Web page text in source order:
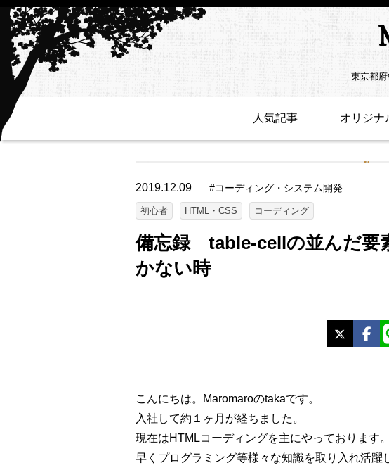
東京都
人気記事 オリジナ
2019.12.09 #コーディング・システム開発
初心者 HTML・CSS コーディング
備忘録 table-cellの並んだ要
かない時
こんにちは。Maromaroのtakaです。
入社して約１ヶ月が経ちました。
現在はHTMLコーディングを主にやっております。
早くプログラミング等様々な知識を取り入れ活躍